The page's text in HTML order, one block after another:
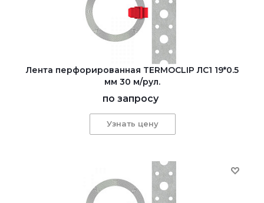
Лента перфорированная TERMOCLIP ЛС1 19*0.5
мм 30 м/рул.
по запросу
Узнать цену